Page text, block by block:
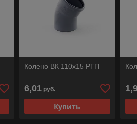
Колено ВК 110х15 РТП
6,01руб.
Купить